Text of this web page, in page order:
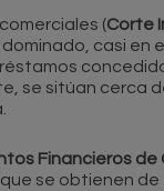
(Corte
casi en
se sitúan cerca
Financieros de
se obtienen de